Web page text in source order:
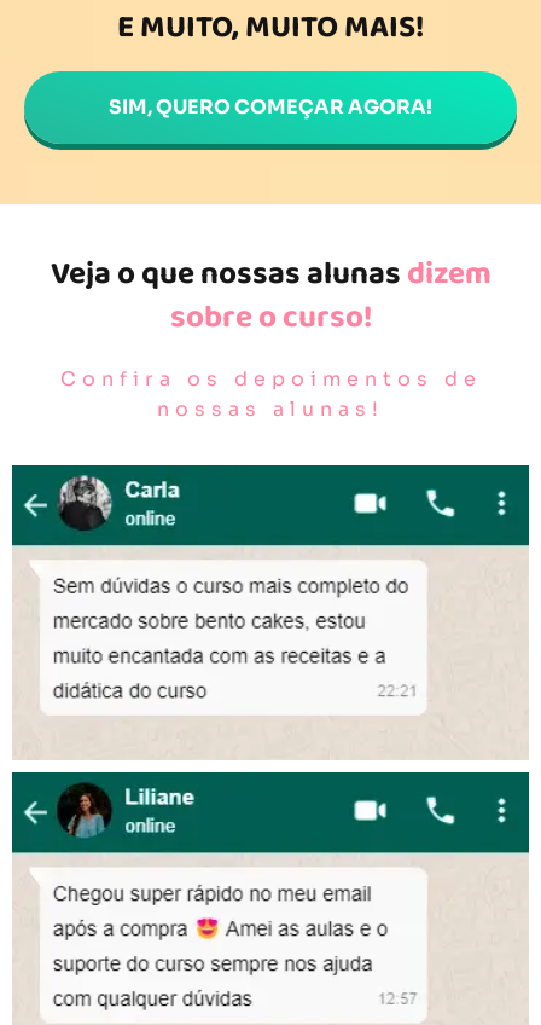
E MUITO, MUITO MAIS!
SIM, QUERO COMEÇAR AGORA!
Veja o que nossas alunasdizem
sobre o curso!
Confira os depoimentos de
nossas alunas!